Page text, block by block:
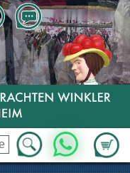
Zum
WhatsApp